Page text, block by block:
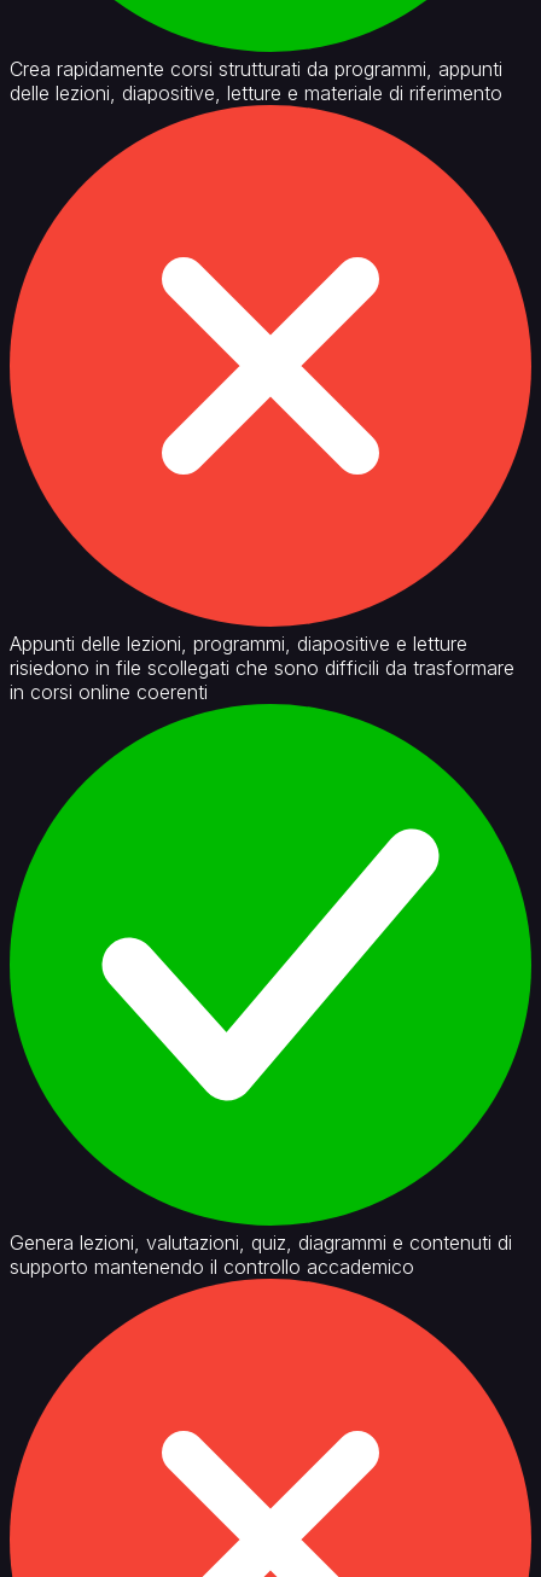
Crea rapidamente corsi strutturati da programmi, appunti
delle lezioni, diapositive, letture e materiale di riferimento
Appunti delle lezioni, programmi, diapositive e letture
risiedono in file scollegati che sono difficili da trasformare
in corsi online coerenti
Genera lezioni, valutazioni, quiz, diagrammi e contenuti di
supporto mantenendo il controllo accademico